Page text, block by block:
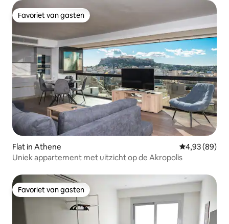
Favoriet van gasten
Favoriet van gasten
Flat in Athene Gemiddelde
4,93 (89)
Uniek appartement met uitzicht op de Akropolis
Favoriet van gasten
Favoriet van gasten